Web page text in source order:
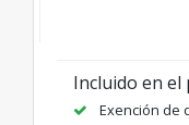
Incluido en el
Exención de